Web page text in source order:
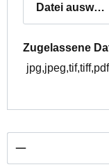
Datei
Zugelassene
Produkt